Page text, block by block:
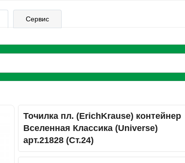
Сервис
Точилка пл. (ErichKrause) контейнер
Вселенная Классика (Universe)
арт.21828 (Ст.24)